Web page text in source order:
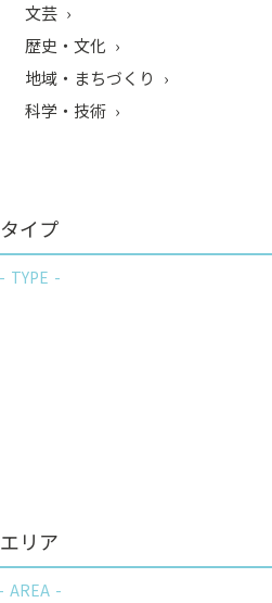
文芸
歴史・文化
地域・まちづくり
科学・技術
タイプ
TYPE
エリア
AREA